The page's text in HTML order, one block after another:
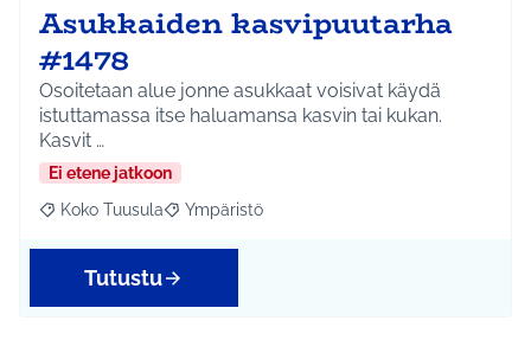
Asukkaiden kasvipuutarha
#1478
Osoitetaan alue jonne asukkaat voisivat käydä
istuttamassa itse haluamansa kasvin tai kukan.
Kasvit …
Ei etene jatkoon
Rajaa tulokset aihepiirin mukaan: Koko Tuusula
Koko Tuusula Rajaa tulokset teeman mukaan: Ympäristö
Ympäristö
Tutustu